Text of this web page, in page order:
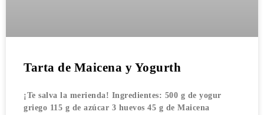
Tarta de Maicena y Yogurth
¡Te salva la merienda! Ingredientes: 500 g de yogur
griego 115 g de azúcar 3 huevos 45 g de Maicena